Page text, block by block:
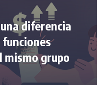
diferencia
mismo grupo